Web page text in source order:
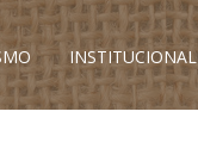
INSTITUCIONAL